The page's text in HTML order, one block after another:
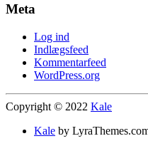
Meta
Log ind
Indlægsfeed
Kommentarfeed
WordPress.org
Copyright © 2022 Kale
Kale by